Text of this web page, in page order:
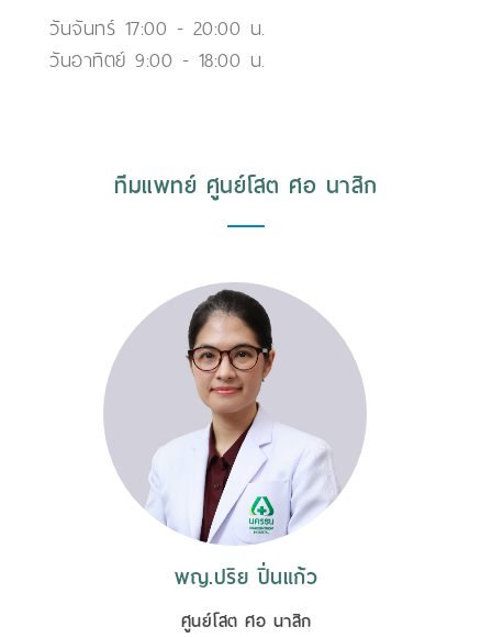
วันจันทร์ 17:00 - 20:00 น.
วันอาทิตย์ 9:00 - 18:00 น.
ทีมแพทย์ ศูนย์โสต ศอ นาสิก
พญ.ปริย ปิ่นแก้ว
ศูนย์โสต ศอ นาสิก